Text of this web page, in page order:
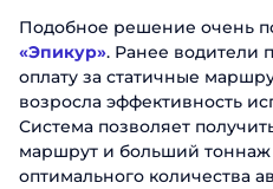
Подобное решение очень
«Эпикур». Ранее водители
оплату за статичные
возросла эффективность
Система позволяет
маршрут и больший тоннаж
оптимального количества